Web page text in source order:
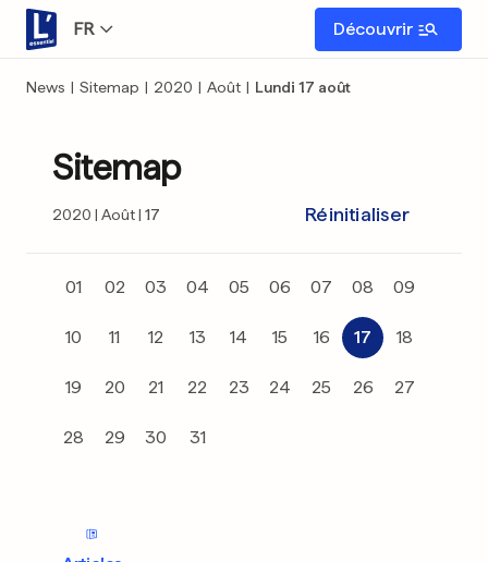
FR Découvrir
News | Sitemap | 2020 | Août | Lundi 17 août
Sitemap
2020 Août 17 Réinitialiser
01 02 03 04 05 06 07 08 09
10 11 12 13 14 15 16 17 18
19 20 21 22 23 24 25 26 27
28 29 30 31